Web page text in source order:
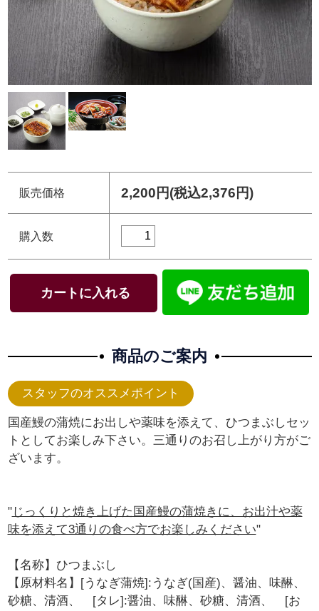
販売価格 2,200円(税込2,376円)
購入数
商品のご案内
国産鰻の蒲焼にお出しや薬味を添えて、ひつまぶしセッ
トとしてお楽しみ下さい。三通りのお召し上がり方がご
ざいます。
"じっくりと焼き上げた国産鰻の蒲焼きに、お出汁や薬
味を添えて3通りの食べ方でお楽しみください"
【名称】ひつまぶし
【原材料名】[うなぎ蒲焼]:うなぎ(国産)、醤油、味醂、
砂糖、清酒、 [タレ]:醤油、味醂、砂糖、清酒、 [お